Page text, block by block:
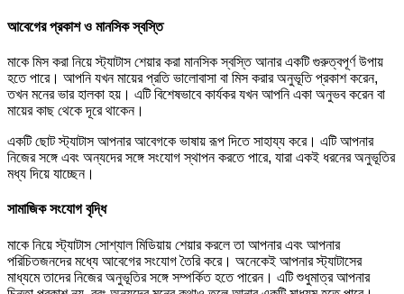
আবেগের প্রকাশ ও মানসিক স্বস্তি
মাকে মিস করা নিয়ে স্ট্যাটাস শেয়ার করা মানসিক স্বস্তি আনার একটি গুরুত্বপূর্ণ উপায়
হতে পারে। আপনি যখন মায়ের প্রতি ভালোবাসা বা মিস করার অনুভূতি প্রকাশ করেন,
তখন মনের ভার হালকা হয়। এটি বিশেষভাবে কার্যকর যখন আপনি একা অনুভব করেন বা
মায়ের কাছ থেকে দূরে থাকেন।
একটি ছোট স্ট্যাটাস আপনার আবেগকে ভাষায় রূপ দিতে সাহায্য করে। এটি আপনার
নিজের সঙ্গে এবং অন্যদের সঙ্গে সংযোগ স্থাপন করতে পারে, যারা একই ধরনের অনুভূতির
মধ্য দিয়ে যাচ্ছেন।
সামাজিক সংযোগ বৃদ্ধি
মাকে নিয়ে স্ট্যাটাস সোশ্যাল মিডিয়ায় শেয়ার করলে তা আপনার এবং আপনার
পরিচিতজনদের মধ্যে আবেগের সংযোগ তৈরি করে। অনেকেই আপনার স্ট্যাটাসের
মাধ্যমে তাদের নিজের অনুভূতির সঙ্গে সম্পর্কিত হতে পারেন। এটি শুধুমাত্র আপনার